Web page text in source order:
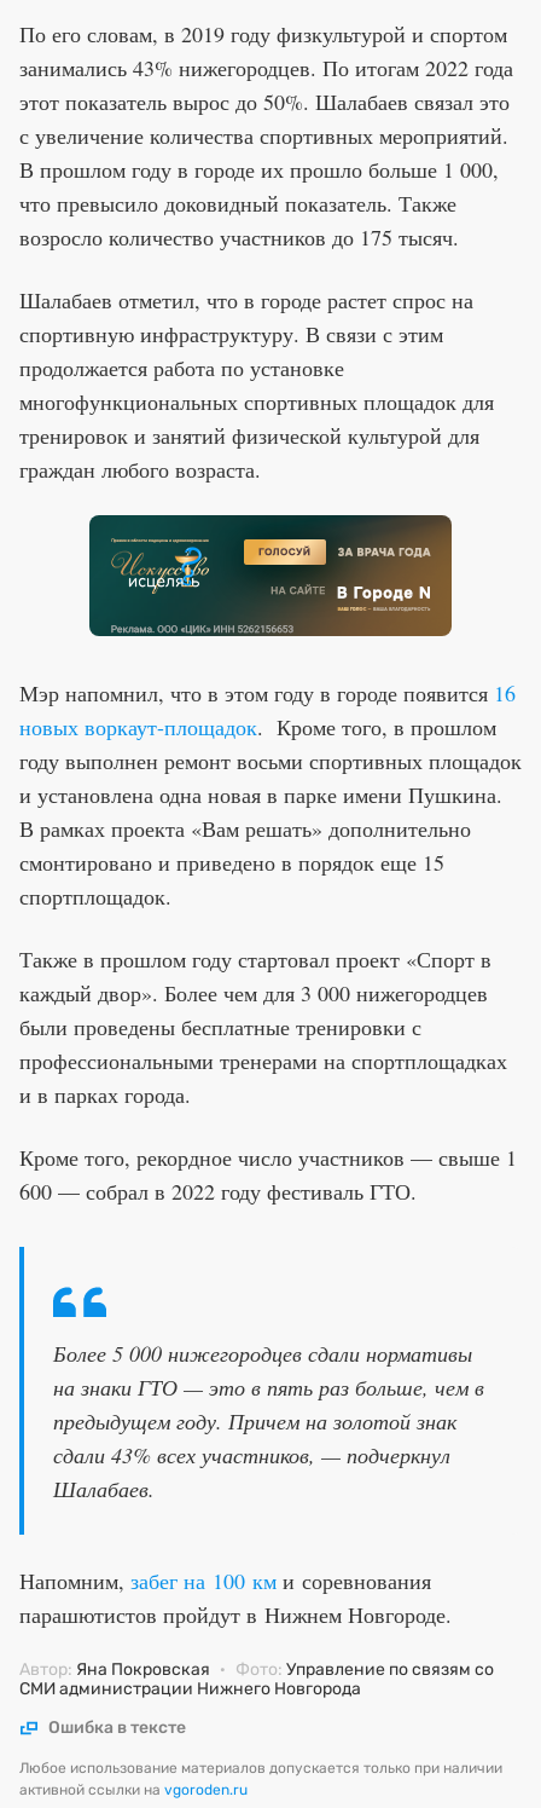
По его словам, в 2019 году физкультурой и спортом
занимались 43% нижегородцев. По итогам 2022 года
этот показатель вырос до 50%. Шалабаев связал это
с увеличение количества спортивных мероприятий.
В прошлом году в городе их прошло больше 1 000,
что превысило доковидный показатель. Также
возросло количество участников до 175 тысяч.
Шалабаев отметил, что в городе растет спрос на
спортивную инфраструктуру. В связи с этим
продолжается работа по установке
многофункциональных спортивных площадок для
тренировок и занятий физической культурой для
граждан любого возраста.
Мэр напомнил, что в этом году в городе появится 16
новых воркаут-площадок. Кроме того, в прошлом
году выполнен ремонт восьми спортивных площадок
и установлена одна новая в парке имени Пушкина.
В рамках проекта «Вам решать» дополнительно
смонтировано и приведено в порядок еще 15
спортплощадок.
Также в прошлом году стартовал проект «Спорт в
каждый двор». Более чем для 3 000 нижегородцев
были проведены бесплатные тренировки с
профессиональными тренерами на спортплощадках
и в парках города.
Кроме того, рекордное число участников — свыше 1
600 — собрал в 2022 году фестиваль ГТО.
Более 5 000 нижегородцев сдали нормативы
на знаки ГТО — это в пять раз больше, чем в
предыдущем году. Причем на золотой знак
сдали 43% всех участников, — подчеркнул
Шалабаев.
Напомним, забег на 100 км и соревнования
парашютистов пройдут в Нижнем Новгороде.
Автор: Яна Покровская · Фото: Управление по связям со
СМИ администрации Нижнего Новгорода
Ошибка в тексте
Любое использование материалов допускается только при наличии
активной ссылки на vgoroden.ru